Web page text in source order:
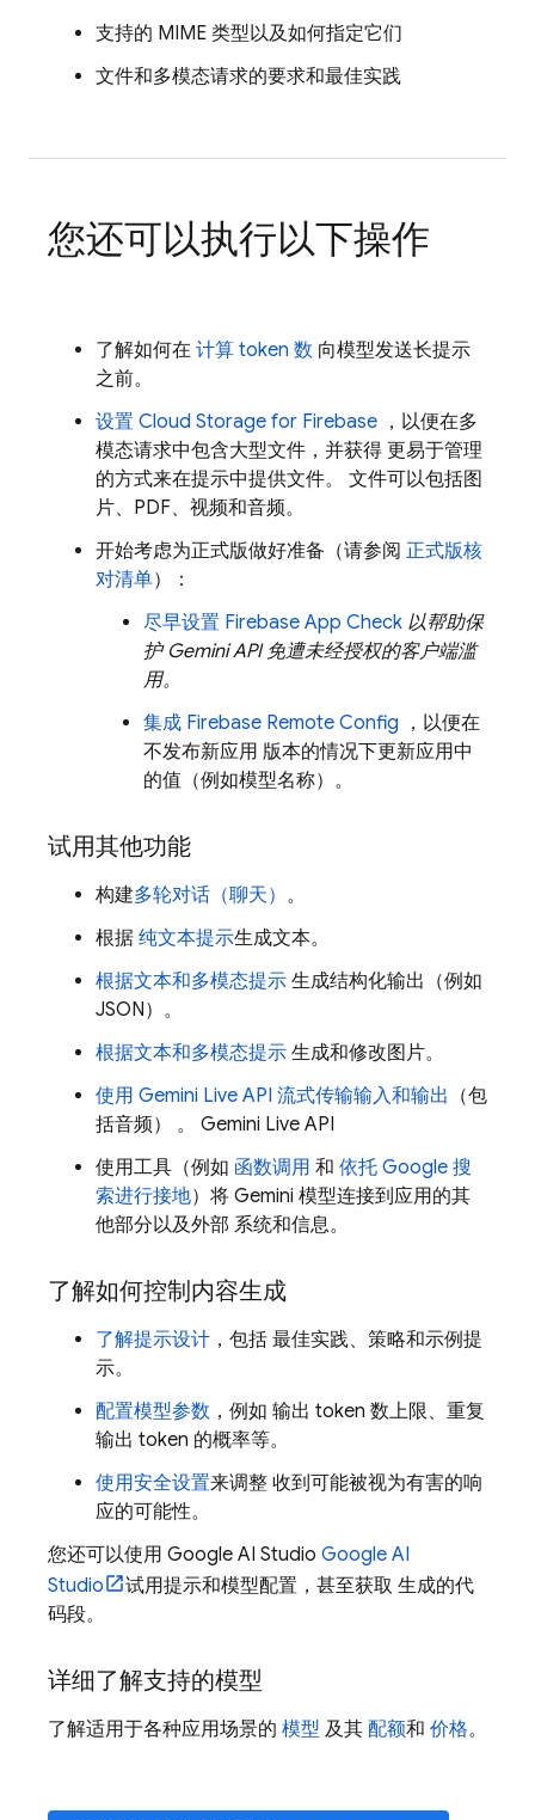
支持的 MIME 类型以及如何指定它们
文件和多模态请求的要求和最佳实践
您还可以执行以下操作
了解如何在 计算 token 数 向模型发送长提示
之前。
设置 Cloud Storage for Firebase ，以便在多
模态请求中包含大型文件，并获得 更易于管理
的方式来在提示中提供文件。 文件可以包括图
片、PDF、视频和音频。
开始考虑为正式版做好准备（请参阅 正式版核
对清单）：
尽早设置 Firebase App Check 以帮助保
护 Gemini API免遭未经授权的客户端滥
用。
集成 Firebase Remote Config ，以便在
不发布新应用 版本的情况下更新应用中
的值（例如模型名称）。
试用其他功能
构建多轮对话（聊天） 。
根据 纯文本提示生成文本。
根据文本和多模态提示 生成结构化输出（例如
JSON）。
根据文本和多模态提示 生成和修改图片。
使用 Gemini Live API 流式传输输入和输出 （包
括音频） 。 Gemini Live API
使用工具（例如 函数调用 和 依托 Google 搜
索进行接地）将 Gemini 模型连接到应用的其
他部分以及外部 系统和信息。
了解如何控制内容生成
了解提示设计 ，包括 最佳实践、策略和示例提
示。
配置模型参数 ，例如 输出 token 数上限、重复
输出 token 的概率等。
使用安全设置来调整 收到可能被视为有害的响
应的可能性。
您还可以使用 Google AI Studio Google AI
Studio
试用提示和模型配置，甚至获取 生成的代
码段。
详细了解支持的模型
了解适用于各种应用场景的 模型 及其 配额和 价格。